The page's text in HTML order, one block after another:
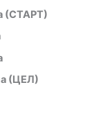
(СТАРТ)
(ЦЕЛ)